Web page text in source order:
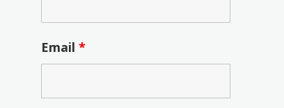
Email*